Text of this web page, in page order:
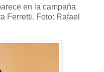
en la campaña
Ferretti. Foto: Rafael